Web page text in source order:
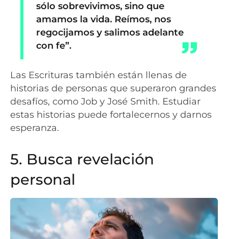
sólo sobrevivimos, sino que
amamos la vida. Reímos, nos
regocijamos y salimos adelante
con fe”.
Las Escrituras también están llenas de
historias de personas que superaron grandes
desafíos, como Job y José Smith. Estudiar
estas historias puede fortalecernos y darnos
esperanza.
5. Busca revelación
personal